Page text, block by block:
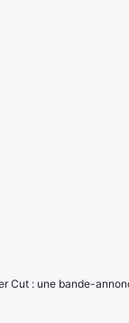
Cut : une bande-